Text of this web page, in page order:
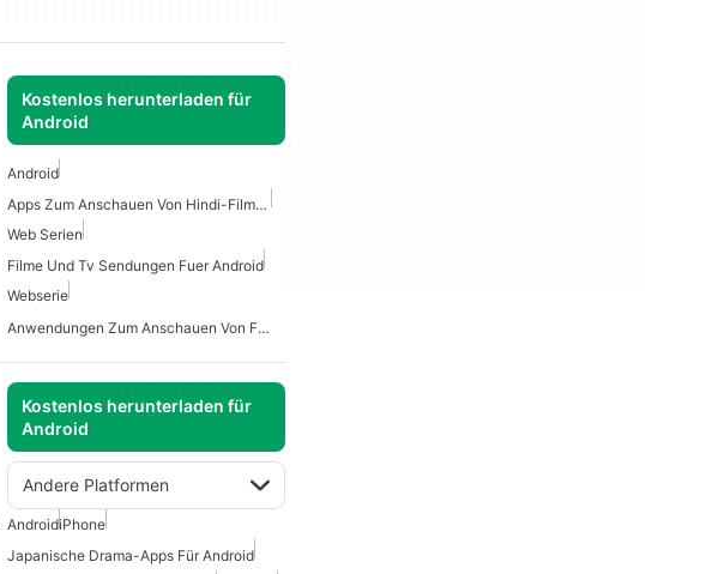
Kostenlos herunterladen für
Android
Android
Apps Zum Anschauen Von Hindi-Filmen
Web Serien
Filme Und Tv Sendungen Fuer Android
Webserie
Anwendungen Zum Anschauen Von Filmen Auf Hindi
Kostenlos herunterladen für
Android
Andere Platformen
AndroidiPhone
Japanische Drama-Apps Für Android